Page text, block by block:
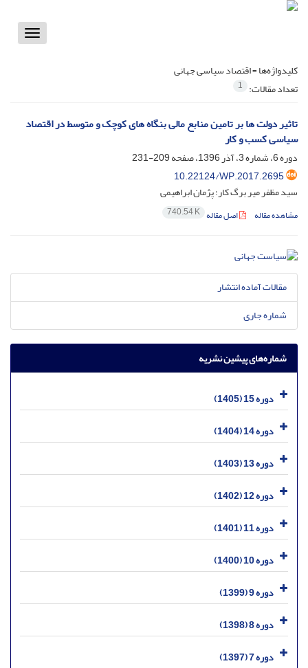
Toggle
کلیدواژه‌ها =اقتصاد سیاسی جهانی
تعداد مقالات: 1
تاثیر دولت ها بر تامین منابع مالی بنگاه های کوچک و متوسط در اقتصاد
سیاسی کسب و کار
دوره 6، شماره 3، آذر 1396، صفحه
209-231
10.22124/WP.2017.2695
سید مظفر میر برگ کار؛ پژمان ابراهیمی
مشاهده مقاله اصل مقاله 740.54 K
مقالات آماده انتشار
شماره جاری
شماره‌های پیشین نشریه
دوره 15 (1405)
دوره 14 (1404)
دوره 13 (1403)
دوره 12 (1402)
دوره 11 (1401)
دوره 10 (1400)
دوره 9 (1399)
دوره 8 (1398)
دوره 7 (1397)